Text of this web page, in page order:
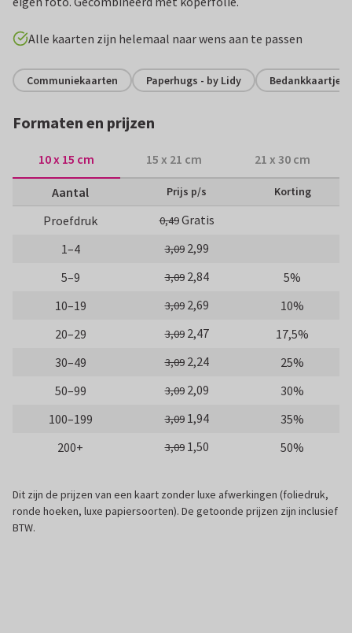
Alle kaarten zijn helemaal naar wens aan te passen
Communiekaarten Paperhugs - by Lidy Bedankkaartjes
Formaten en prijzen
10 x 15 cm 15 x 21 cm 21 x 30 cm
Aantal Prijs p/s Korting
Proefdruk 0,49Gratis
1–4
3,09 2,99
5–9
3,09 2,84
5%
10–19
3,09 2,69
10%
20–29
3,09 2,47
17,5%
30–49
3,09 2,24
25%
50–99
3,09 2,09
30%
100–199
3,09 1,94
35%
200+
3,09 1,50 50%
Dit zijn de prijzen van een kaart zonder luxe afwerkingen (foliedruk,
ronde hoeken, luxe papiersoorten). De getoonde prijzen zijn inclusief
BTW.